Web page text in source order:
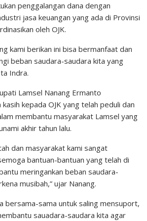
penggalangan dana dengan
jasa keuangan yang ada di Provinsi
oleh OJK.
kami berikan ini bisa bermanfaat dan
beban saudara-saudara kita yang
Indra.
Lamsel Nanang Ermanto
kepada OJK yang telah peduli dan
membantu masyarakat Lamsel yang
akhir tahun lalu.
dan masyarakat kami sangat
bantuan-bantuan yang telah di
meringankan beban saudara-
musibah,” ujar Nanang.
bersama-sama untuk saling mensuport,
sauadara-saudara kita agar